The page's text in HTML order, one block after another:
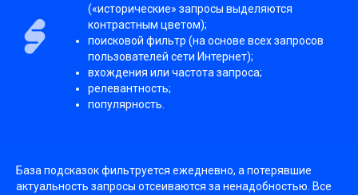
(«исторические» запросы выделяются
контрастным цветом);
поисковой фильтр (на основе всех запросов
пользователей сети Интернет);
вхождения или частота запроса;
релевантность;
популярность.
База подсказок фильтруется ежедневно, а потерявшие
актуальность запросы отсеиваются за ненадобностью. Все